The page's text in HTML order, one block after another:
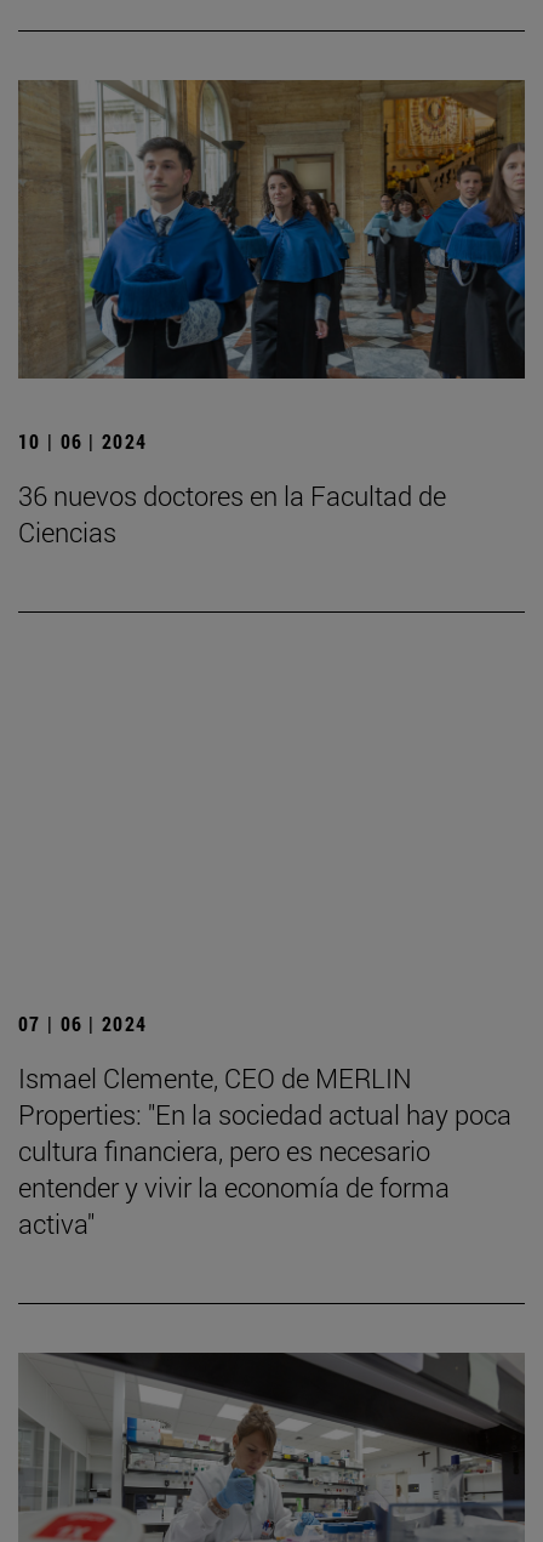
10 | 06 | 2024
36 nuevos doctores en la Facultad de
Ciencias
07 | 06 | 2024
Ismael Clemente, CEO de MERLIN
Properties: "En la sociedad actual hay poca
cultura financiera, pero es necesario
entender y vivir la economía de forma
activa"